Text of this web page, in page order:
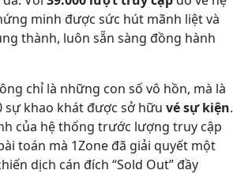
minh được sức hút mãnh liệt và
thành, luôn sẵn sàng đồng hành
chỉ là những con số vô hồn, mà là
sự khao khát được sở hữu vé sự kiện.
của hệ thống trước lượng truy cập
toán mà 1Zone đã giải quyết một
dịch cán đích “Sold Out” đầy